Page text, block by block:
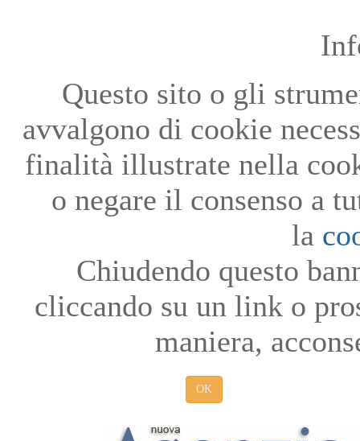
Questo sito o gli
avvalgono di cookie
finalità illustrate nella
o negare il consenso a
la
Chiudendo questo
cliccando su un link o
maniera,
OK